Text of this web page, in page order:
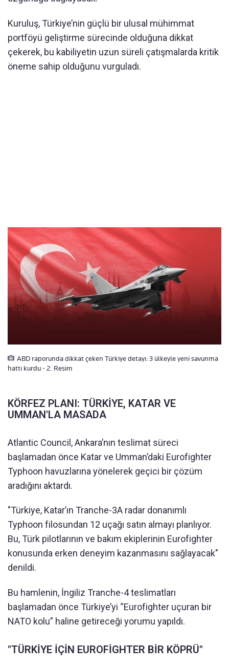
Kuruluş, Türkiye’nin güçlü bir ulusal mühimmat
portföyü geliştirme sürecinde olduğuna dikkat
çekerek, bu kabiliyetin uzun süreli çatışmalarda kritik
öneme sahip olduğunu vurguladı.
ABD raporunda dikkat çeken Türkiye detayı: 3 ülkeyle yeni savunma
hattı kurdu - 2. Resim
KÖRFEZ PLANI: TÜRKİYE, KATAR VE
UMMAN'LA MASADA
Atlantic Council, Ankara’nın teslimat süreci
başlamadan önce Katar ve Umman’daki Eurofighter
Typhoon havuzlarına yönelerek geçici bir çözüm
aradığını aktardı.
"Türkiye, Katar’ın Tranche-3A radar donanımlı
Typhoon filosundan 12 uçağı satın almayı planlıyor.
Bu, Türk pilotlarının ve bakım ekiplerinin Eurofighter
konusunda erken deneyim kazanmasını sağlayacak"
denildi.
Bu hamlenin, İngiliz Tranche-4 teslimatları
başlamadan önce Türkiye’yi “Eurofighter uçuran bir
NATO kolu” haline getireceği yorumu yapıldı.
"TÜRKİYE İÇİN EUROFİGHTER BİR KÖPRÜ"